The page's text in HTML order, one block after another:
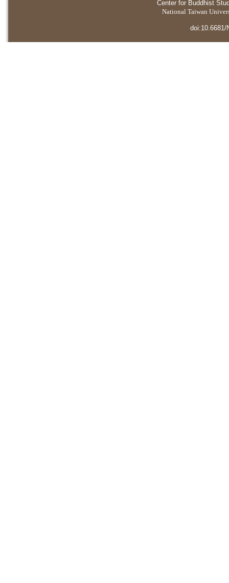
Center for Buddhist
National Taiwan
doi:10.6681/